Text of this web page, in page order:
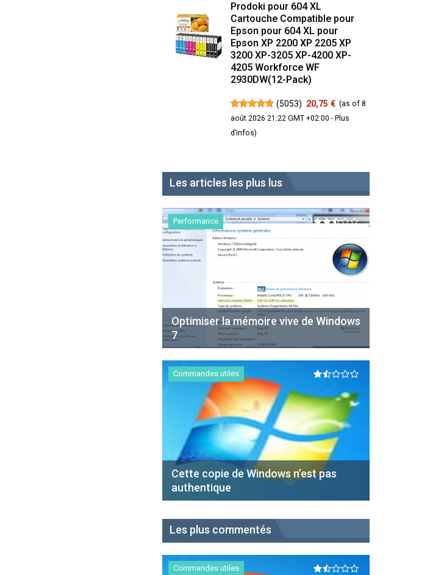
Prodoki pour 604 XL
Cartouche Compatible pour
Epson pour 604 XL pour
Epson XP 2200 XP 2205 XP
3200 XP-3205 XP-4200 XP-
4205 Workforce WF
2930DW(12-Pack)
(5053) 20,75 € (as of 8
août 2026 21:22 GMT +02:00 - Plus
d’infos)
Les articles les plus lus
Performance
Optimiser la mémoire vive de Windows
7
Commandes utiles
Cette copie de Windows n’est pas
authentique
Les plus commentés
Commandes utiles